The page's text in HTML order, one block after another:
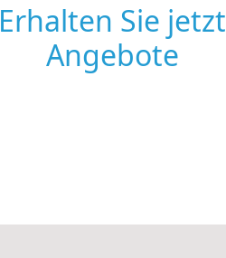
Erhalten Sie jetzt
Angebote